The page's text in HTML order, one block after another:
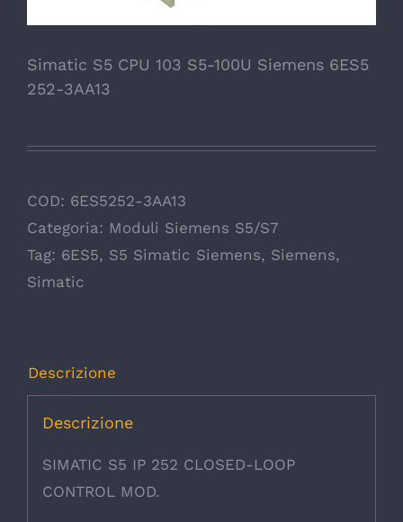
Simatic S5 CPU 103 S5-100U Siemens 6ES5
252-3AA13
COD: 6ES5252-3AA13
Categoria: Moduli Siemens S5/S7
Tag: 6ES5, S5 Simatic Siemens, Siemens,
Simatic
Descrizione
Descrizione
SIMATIC S5 IP 252 CLOSED-LOOP
CONTROL MOD.